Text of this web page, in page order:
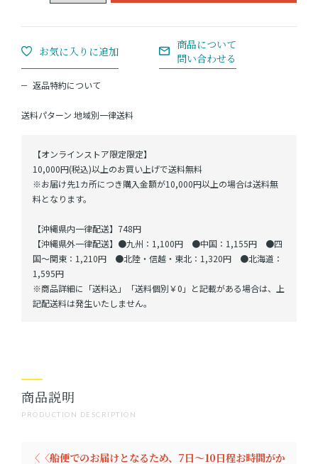
送料パターン 地域別一律送料
返品特約について
【オンラインストア限定限定】
10,000円(税込)以上のお買い上げで送料無料
※お届け先1カ所につき購入金額が10,000円以上の場合は送料無
料となります。
【沖縄県内一律配送】748円
【沖縄県外一律配送】●九州：1,100円 ●中国：1,155円 ●四
国～関東：1,210円 ●北陸・信越・東北：1,320円 ●北海道：
1,595円
※商品詳細に「送料込」「送料個別￥0」と記載がある場合は、上
記配送料は発生いたしません。
PRODUCTION DESCRIPTION
商品説明
〈〈船便でのお届けとなるため、7日～10日程お時間がか